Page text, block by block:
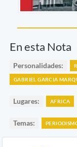
En esta Nota
Personalidades:
GABRIEL GARCIA
Lugares: AFRICA
Temas: